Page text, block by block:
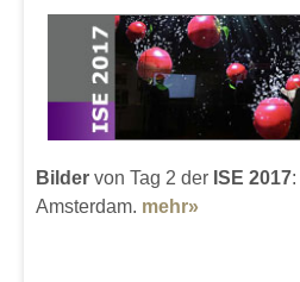
Bilder von Tag 2 der ISE 2017:
Amsterdam. mehr»